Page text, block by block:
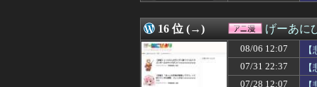
16 位 (→) げーあに
08/06 12:07
07/31 22:37
07/28 12:07